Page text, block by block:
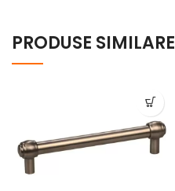
PRODUSE SIMILARE